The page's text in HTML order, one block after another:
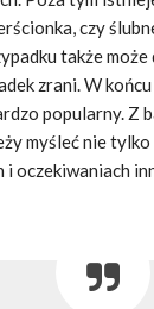
czy
także
zrani. W
popularny. Z
myśleć nie
i oczekiwaniach